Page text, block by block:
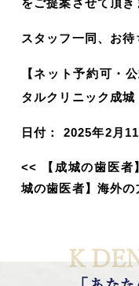
をご提案させて頂き
スタッフ一同、お待
【ネット予約可・
タルクリニック成城
日付： 2025年2月11
<< 【成城の歯医者
城の歯医者】海外
K